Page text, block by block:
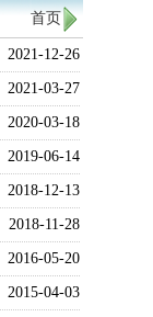
首页
2021-12-26
2021-03-27
2020-03-18
2019-06-14
2018-12-13
2018-11-28
2016-05-20
2015-04-03